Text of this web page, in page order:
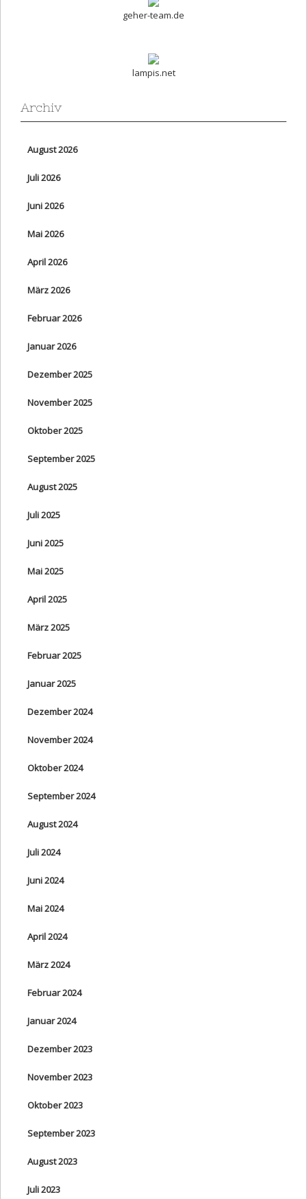
geher-team.de
lampis.net
Archiv
August 2026
Juli 2026
Juni 2026
Mai 2026
April 2026
März 2026
Februar 2026
Januar 2026
Dezember 2025
November 2025
Oktober 2025
September 2025
August 2025
Juli 2025
Juni 2025
Mai 2025
April 2025
März 2025
Februar 2025
Januar 2025
Dezember 2024
November 2024
Oktober 2024
September 2024
August 2024
Juli 2024
Juni 2024
Mai 2024
April 2024
März 2024
Februar 2024
Januar 2024
Dezember 2023
November 2023
Oktober 2023
September 2023
August 2023
Juli 2023